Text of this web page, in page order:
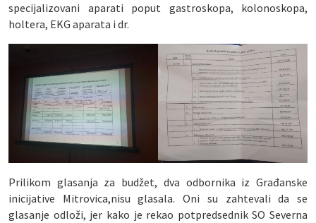
specijalizovani aparati poput gastroskopa, kolonoskopa,
holtera, EKG aparata i dr.
Prilikom glasanja za budžet, dva odbornika iz Građanske
inicijative Mitrovica,nisu glasala. Oni su zahtevali da se
glasanje odloži, jer kako je rekao potpredsednik SO Severna